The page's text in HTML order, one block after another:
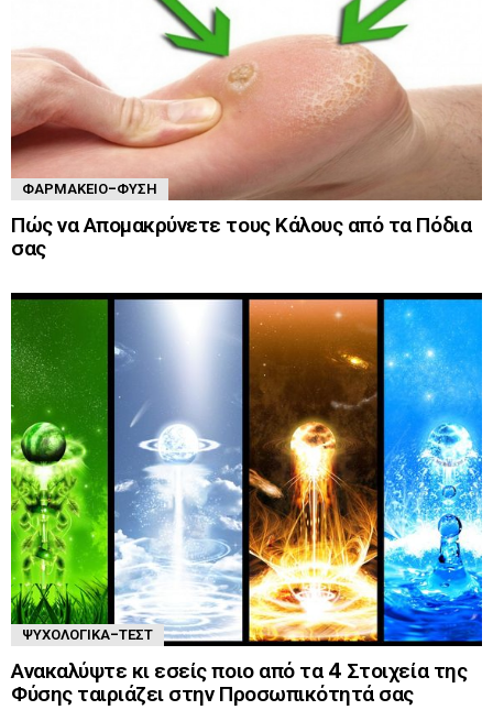
ΦΑΡΜΑΚΕΊΟ-ΦΎΣΗ
Πώς να Απομακρύνετε τους Κάλους από τα Πόδια
σας
ΨΥΧΟΛΟΓΙΚΆ-ΤΈΣΤ
Ανακαλύψτε κι εσείς ποιο από τα 4 Στοιχεία της
Φύσης ταιριάζει στην Προσωπικότητά σας